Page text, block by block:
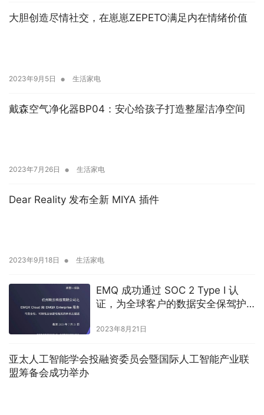
大胆创造尽情社交，在崽崽ZEPETO满足内在情绪价值
2023年9月5日 • 生活家电
戴森空气净化器BP04：安心给孩子打造整屋洁净空间
2023年7月26日 • 生活家电
Dear Reality 发布全新 MIYA 插件
2023年9月18日 • 生活家电
EMQ 成功通过 SOC 2 Type I 认
证，为全球客户的数据安全保驾护
2023年8月21日
亚太人工智能学会投融资委员会暨国际人工智能产业联
盟筹备会成功举办